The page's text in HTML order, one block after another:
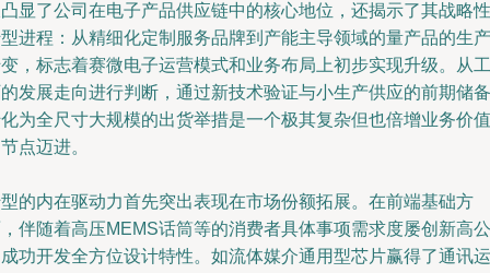
显了公司在电子产品供应链中的核心地位，还揭示了其战略性
进程：从精细化定制服务品牌到产能主导领域的量产品的生产
，标志着赛微电子运营模式和业务布局上初步实现升级。从工
发展走向进行判断，通过新技术验证与小生产供应的前期储备
为全尺寸大规模的出货举措是一个极其复杂但也倍增业务价值
点迈进。
的内在驱动力首先突出表现在市场份额拓展。在前端基础方
伴随着高压MEMS话筒等的消费者具体事项需求度屡创新高公
功开发全方位设计特性。如流体媒介通用型芯片赢得了通讯运